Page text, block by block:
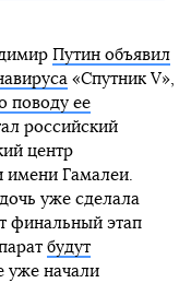
Путин объявил
«Спутник V»,
поводу ее
российский
центр
имени Гамалеи.
уже сделала
финальный этап
будут
уже начали